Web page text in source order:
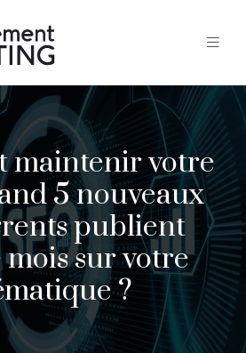
maintenir votre
5 nouveaux
publient
sur votre
?